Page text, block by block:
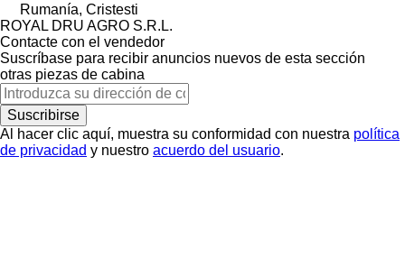
Rumanía, Cristesti
ROYAL DRU AGRO S.R.L.
Contacte con el vendedor
Suscríbase para recibir anuncios nuevos de esta sección
otras piezas de cabina
Suscribirse
Al hacer clic aquí, muestra su conformidad con nuestra política
de privacidad y nuestro acuerdo del usuario.